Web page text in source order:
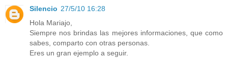
Silencio 27/5/10 16:28
Hola Mariajo,
Siempre nos brindas las mejores informaciones, que como
sabes, comparto con otras personas.
Eres un gran ejemplo a seguir.